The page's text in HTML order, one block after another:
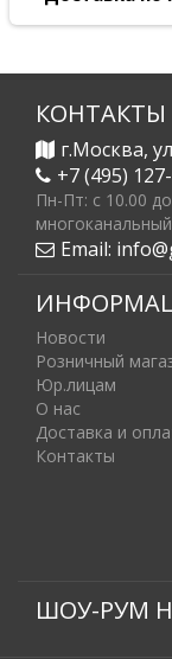
КОНТАКТЫ
г.Москва,
+7 (495)
Пн-Пт: c 10.00
многоканальный
Email:
Новости
Розничный
Юр.лицам
О нас
Доставка и
Контакты
ШОУ-РУМ